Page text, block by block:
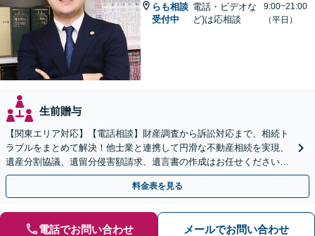
らも相談
受付中
電話・ビデオな
ど)は応相談
9:00~21:00
（平日）
生前贈与
【関東エリア対応】【電話相談】財産調査から訴訟対応まで、相続ト
ラブルをまとめて解決！他士業と連携して円滑な不動産相続を実現、
遺産分割協議、遺留分侵害額請求、遺言書の作成はお任せください。
明確な料金体系【オンライン面談可能】
料金表を見る
電話でお問い合わせ メールでお問い合わせ